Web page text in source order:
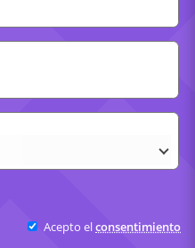
Acepto elconsentimiento